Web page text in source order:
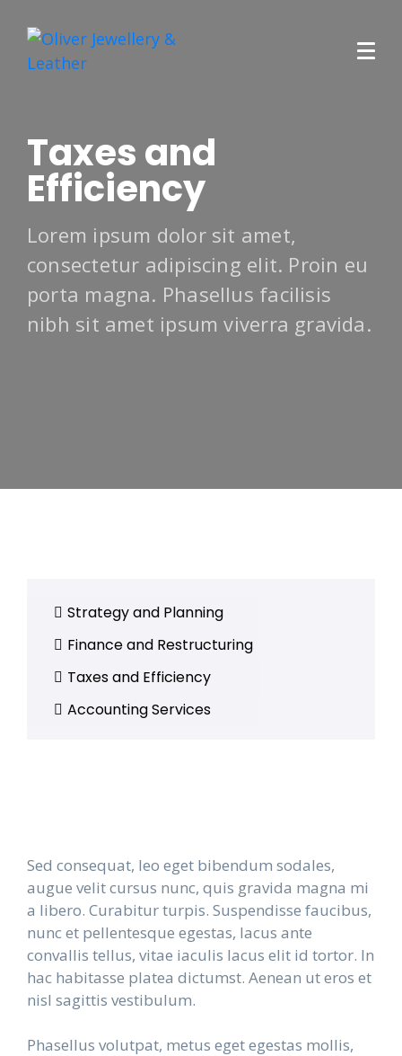
Taxes and
Efficiency
Lorem ipsum dolor sit amet,
consectetur adipiscing elit. Proin eu
porta magna. Phasellus facilisis
nibh sit amet ipsum viverra gravida.
Strategy and Planning
Finance and Restructuring
Taxes and Efficiency
Accounting Services
Sed consequat, leo eget bibendum sodales,
augue velit cursus nunc, quis gravida magna mi
a libero. Curabitur turpis. Suspendisse faucibus,
nunc et pellentesque egestas, lacus ante
convallis tellus, vitae iaculis lacus elit id tortor. In
hac habitasse platea dictumst. Aenean ut eros et
nisl sagittis vestibulum.
Phasellus volutpat, metus eget egestas mollis,